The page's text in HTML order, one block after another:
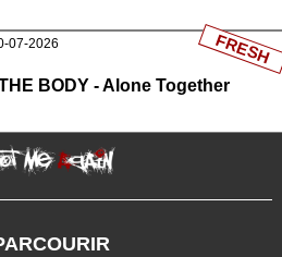
07-2026
BODY - Alone Together
FRESH